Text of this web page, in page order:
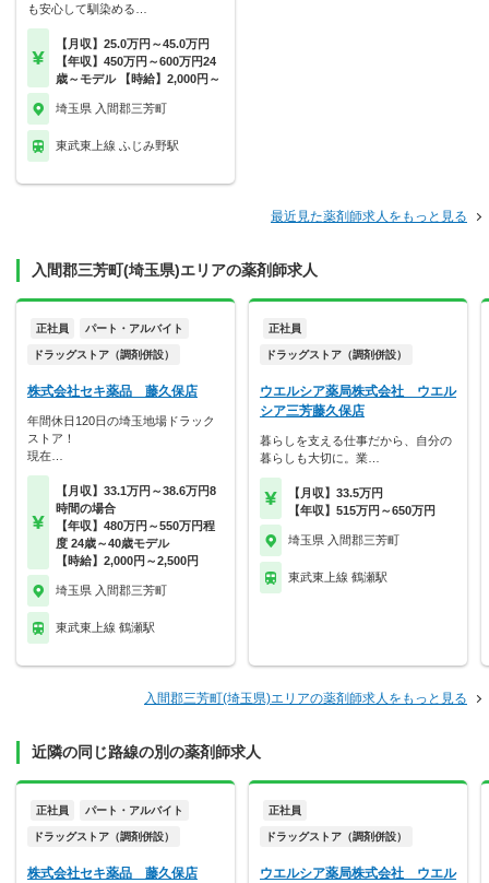
も安心して馴染める…
【月収】25.0万円～45.0万円
【年収】450万円～600万円24
歳～モデル 【時給】2,000円～
埼玉県 入間郡三芳町
東武東上線 ふじみ野駅
最近見た薬剤師求人をもっと見る
入間郡三芳町(埼玉県)エリアの薬剤師求人
正社員 パート・アルバイト
ドラッグストア（調剤併設）
株式会社セキ薬品 藤久保店
年間休日120日の埼玉地場ドラック
ストア！
現在…
【月収】33.1万円～38.6万円8
時間の場合
【年収】480万円～550万円程
度 24歳～40歳モデル
【時給】2,000円～2,500円
埼玉県 入間郡三芳町
東武東上線 鶴瀬駅
正社員
ドラッグストア（調剤併設）
ウエルシア薬局株式会社 ウエル
シア三芳藤久保店
暮らしを支える仕事だから、自分の
暮らしも大切に。業…
【月収】33.5万円
【年収】515万円～650万円
埼玉県 入間郡三芳町
東武東上線 鶴瀬駅
入間郡三芳町(埼玉県)エリアの薬剤師求人をもっと見る
近隣の同じ路線の別の薬剤師求人
正社員 パート・アルバイト
ドラッグストア（調剤併設）
株式会社セキ薬品 藤久保店
正社員
ドラッグストア（調剤併設）
ウエルシア薬局株式会社 ウエル